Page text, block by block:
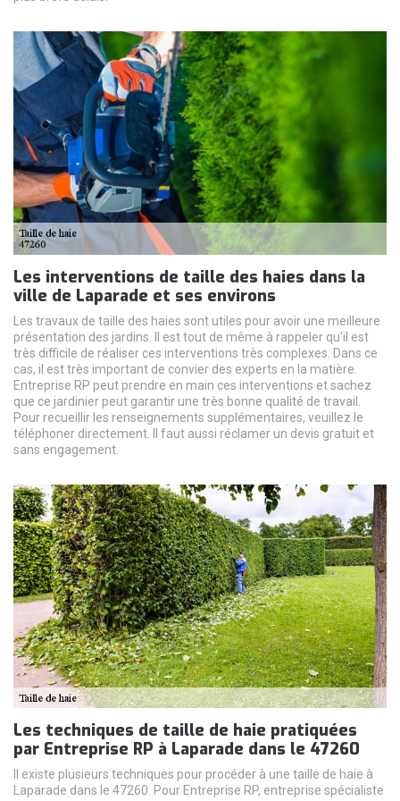
Les interventions de taille des haies dans la
ville de Laparade et ses environs
Les travaux de taille des haies sont utiles pour avoir une meilleure
présentation des jardins. Il est tout de même à rappeler qu'il est
très difficile de réaliser ces interventions très complexes. Dans ce
cas, il est très important de convier des experts en la matière.
Entreprise RP peut prendre en main ces interventions et sachez
que ce jardinier peut garantir une très bonne qualité de travail.
Pour recueillir les renseignements supplémentaires, veuillez le
téléphoner directement. Il faut aussi réclamer un devis gratuit et
sans engagement.
Les techniques de taille de haie pratiquées
par Entreprise RP à Laparade dans le 47260
Il existe plusieurs techniques pour procéder à une taille de haie à
Laparade dans le 47260. Pour Entreprise RP, entreprise spécialiste